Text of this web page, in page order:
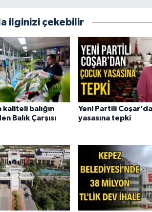
ilginizi çekebilir
kaliteli balığın
Balık Çarşısı
Yeni Partili
yasasına tepki